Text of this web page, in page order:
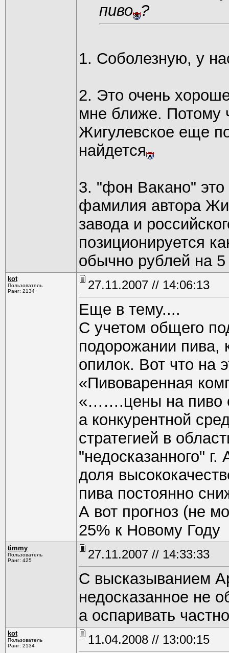
пиво ?
1. Соболезную, у
2. Это очень
мне ближе. Потому
Жигулевское еще
найдется
3. "фон Вакано"
фамилия автора
завода и
позиционируется
обычно рублей на
kot
Пользователь
Ранг: 2134
27.11.2007 // 14:06:13
Еще в тему....
С учетом общего
подорожании пива,
опилок. Вот что на
«Пивоваренная
«…….цены на пиво
а конкурентной
стратегией в
"недосказанного"
доля
пива постоянно
А вот прогноз (не
25% к Новому Году
timmy
Пользователь
Ранг: 425
27.11.2007 // 14:33:33
С высказыванием
недосказанное не
а оспаривать
kot
Пользователь
Ранг: 2134
11.04.2008 // 13:00:15